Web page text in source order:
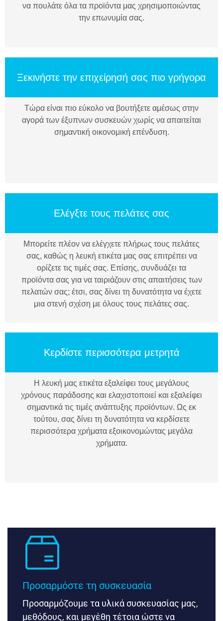
να πουλάτε όλα τα προϊόντα μας χρησιμοποιώντας
την επωνυμία σας.
Ξεκινήστε την επιχείρησή σας πιο γρήγορα
Τώρα είναι πιο εύκολο να βουτήξετε αμέσως στην
αγορά των έξυπνων συσκευών χωρίς να απαιτείται
σημαντική οικονομική επένδυση.
Ελέγξτε τους πελάτες σας
Μπορείτε πλέον να ελέγχετε πλήρως τους πελάτες
σας, καθώς η λευκή ετικέτα μας σας επιτρέπει να
ορίζετε τις τιμές σας. Επίσης, συνδυάζει τα
προϊόντα σας για να ταιριάζουν στις απαιτήσεις των
πελατών σας; έτσι, σας δίνει τη δυνατότητα να έχετε
μια στενή σχέση με όλους τους πελάτες σας.
Κερδίστε περισσότερα μετρητά
Η λευκή μας ετικέτα εξαλείφει τους μεγάλους
χρόνους παράδοσης και ελαχιστοποιεί και εξαλείφει
σημαντικά τις τιμές ανάπτυξης προϊόντων. Ως εκ
τούτου, σας δίνει τη δυνατότητα να κερδίσετε
περισσότερα χρήματα εξοικονομώντας μεγάλα
χρήματα.
Προσαρμόστε τη συσκευασία
Προσαρμόζουμε τα υλικά συσκευασίας μας,
μεθόδους, και μεγέθη τέτοια ώστε να